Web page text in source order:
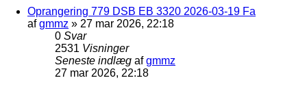
Oprangering 779 DSB EB 3320 2026-03-19 Fa
afgmmz » 27 mar 2026, 22:18
0 Svar
2531 Visninger
Seneste indlæg afgmmz
27 mar 2026, 22:18